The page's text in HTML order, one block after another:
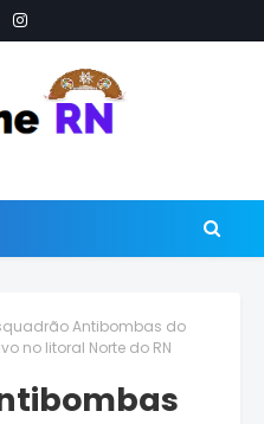
Antibombas do
no litoral Norte do RN